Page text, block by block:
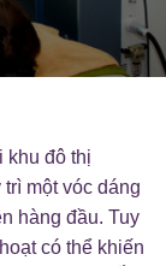
khu đô thị
trì một vóc dáng
hàng đầu. Tuy
có thể khiến